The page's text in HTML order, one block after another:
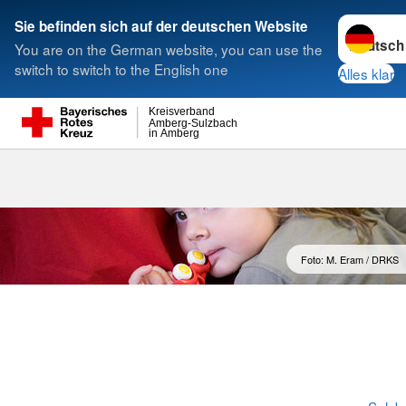
Sie befinden sich auf der deutschen Website
You are on the German website, you can use the
switch to switch to the English one
Sprache
Alles klar
in Amberg
Amberg-Sulzbach
Kreisverband
Suche
Foto: M. Eram / DRKS